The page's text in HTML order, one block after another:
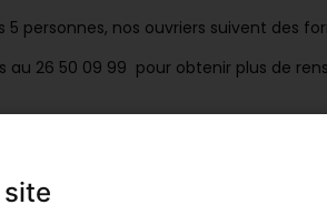
5 personnes, nos ouvriers suivent des
au 26 50 09 99 pour obtenir plus de